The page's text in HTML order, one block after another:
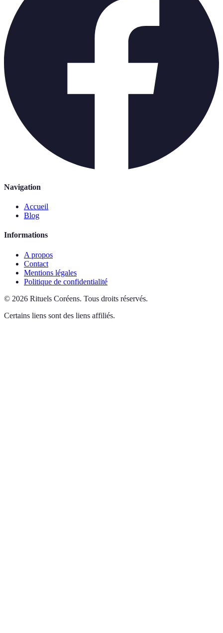
Navigation
Accueil
Blog
Informations
A propos
Contact
Mentions légales
Politique de confidentialité
© 2026 Rituels Coréens. Tous droits réservés.
Certains liens sont des liens affiliés.